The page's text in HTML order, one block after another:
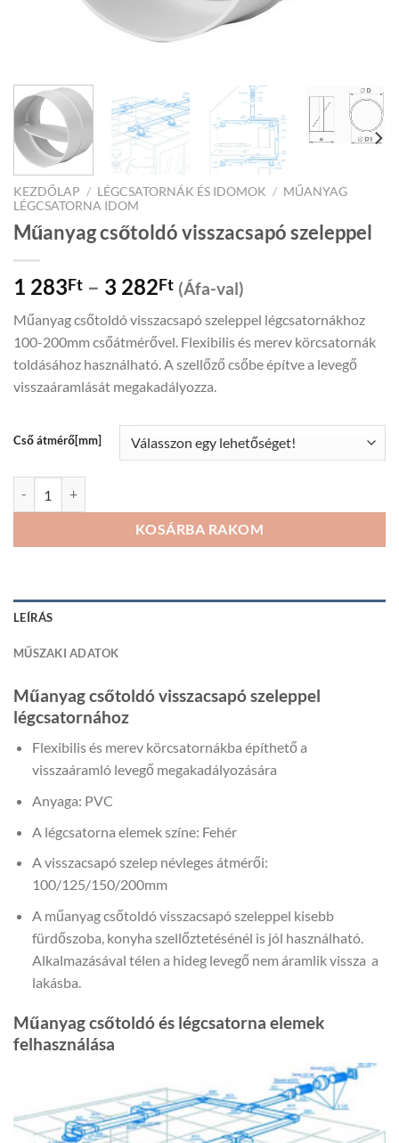
KEZDŐLAP / LÉGCSATORNÁK ÉS IDOMOK / MŰANYAG
LÉGCSATORNA IDOM
Műanyag csőtoldó visszacsapó szeleppel
1 283Ft – 3 282FtPrice
1
283Ft
through
3
(Áfa-val)
Műanyag csőtoldó visszacsapó szeleppel légcsatornákhoz
100-200mm csőátmérővel. Flexibilis és merev körcsatornák
toldásához használható. A szellőző csőbe építve a levegő
visszaáramlását megakadályozza.
Cső átmérő[mm]
KOSÁRBA RAKOM
LEÍRÁS
MŰSZAKI ADATOK
Műanyag csőtoldó visszacsapó szeleppel
légcsatornához
Flexibilis és merev körcsatornákba építhető a
visszaáramló levegő megakadályozására
Anyaga: PVC
A légcsatorna elemek színe: Fehér
A visszacsapó szelep névleges átmérői:
100/125/150/200mm
A műanyag csőtoldó visszacsapó szeleppel kisebb
fürdőszoba, konyha szellőztetésénél is jól használható.
Alkalmazásával télen a hideg levegő nem áramlik vissza a
lakásba.
Műanyag csőtoldó és légcsatorna elemek
felhasználása